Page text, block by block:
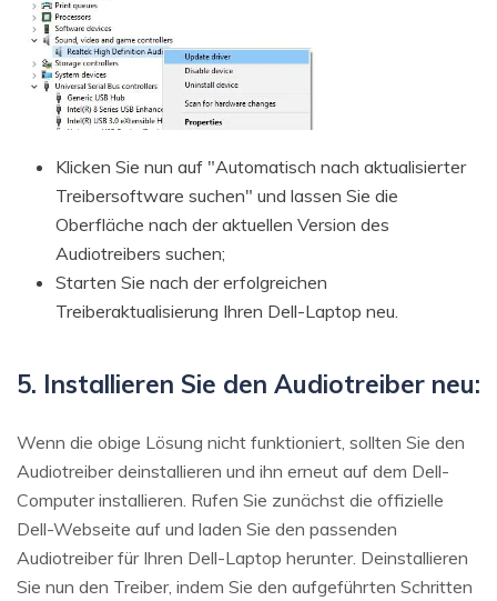
Klicken Sie nun auf "Automatisch nach aktualisierter
Treibersoftware suchen" und lassen Sie die
Oberfläche nach der aktuellen Version des
Audiotreibers suchen;
Starten Sie nach der erfolgreichen
Treiberaktualisierung Ihren Dell-Laptop neu.
5. Installieren Sie den Audiotreiber neu:
Wenn die obige Lösung nicht funktioniert, sollten Sie den
Audiotreiber deinstallieren und ihn erneut auf dem Dell-
Computer installieren. Rufen Sie zunächst die offizielle
Dell-Webseite auf und laden Sie den passenden
Audiotreiber für Ihren Dell-Laptop herunter. Deinstallieren
Sie nun den Treiber, indem Sie den aufgeführten Schritten